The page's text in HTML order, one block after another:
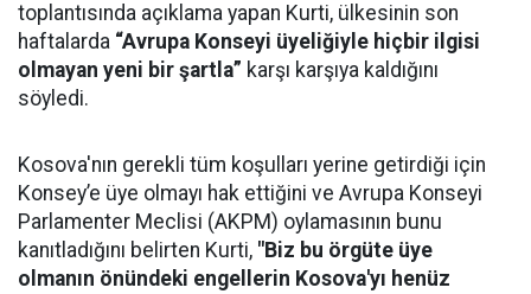
toplantısında açıklama yapan Kurti, ülkesinin son
haftalarda “Avrupa Konseyi üyeliğiyle hiçbir ilgisi
olmayan yeni bir şartla” karşı karşıya kaldığını
söyledi.
Kosova'nın gerekli tüm koşulları yerine getirdiği için
Konsey’e üye olmayı hak ettiğini ve Avrupa Konseyi
Parlamenter Meclisi (AKPM) oylamasının bunu
kanıtladığını belirten Kurti, "Biz bu örgüte üye
olmanın önündeki engellerin Kosova'yı henüz